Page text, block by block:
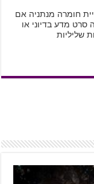
חומרה מנתניה אם
סרט מדע בדיוני או
שליליות